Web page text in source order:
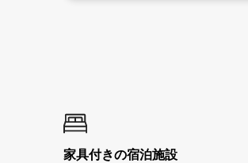
家具付き⁠の宿⁠泊⁠施⁠設